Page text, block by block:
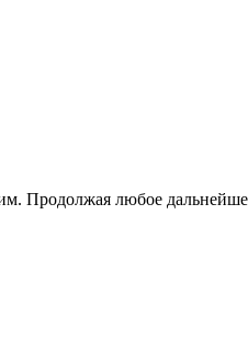
Продолжая любое